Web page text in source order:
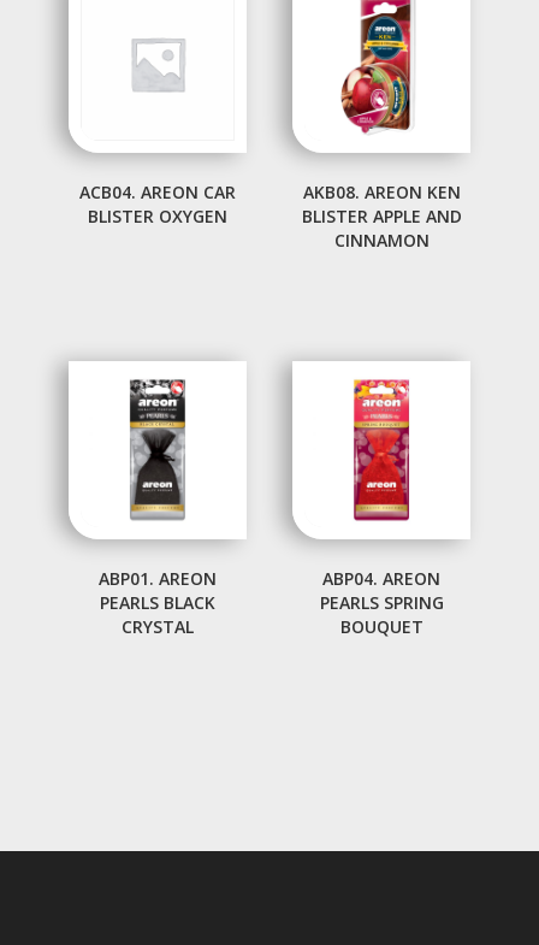
ACB04. AREON CAR
BLISTER OXYGEN
AKB08. AREON KEN
BLISTER APPLE AND
CINNAMON
ABP01. AREON
PEARLS BLACK
CRYSTAL
ABP04. AREON
PEARLS SPRING
BOUQUET